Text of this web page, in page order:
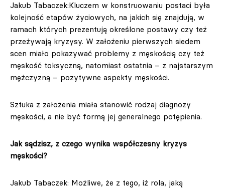
Jakub Tabaczek:Kluczem w konstruowaniu postaci była
kolejność etapów życiowych, na jakich się znajdują, w
ramach których prezentują określone postawy czy też
przeżywają kryzysy. W założeniu pierwszych siedem
scen miało pokazywać problemy z męskością czy też
męskość toksyczną, natomiast ostatnia – z najstarszym
mężczyzną – pozytywne aspekty męskości.
Sztuka z założenia miała stanowić rodzaj diagnozy
męskości, a nie być formą jej generalnego potępienia.
Jak sądzisz, z czego wynika współczesny kryzys
męskości?
Jakub Tabaczek: Możliwe, że z tego, iż rola, jaką